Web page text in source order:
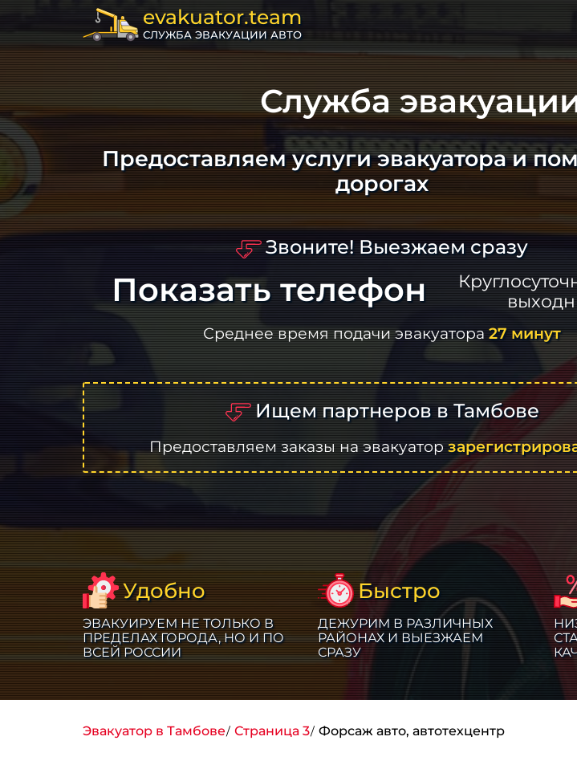
evakuator.team
СЛУЖБА ЭВАКУАЦИИ АВТО
Служба
Предоставляем услуги эвакуатора и
дорогах
Звоните! Выезжаем сразу
Показать телефон
Среднее время подачи эвакуатора27 минут
Ищем партнеров в Тамбове
Предоставляем заказы на эвакуатор
Удобно
ЭВАКУИРУЕМ НЕ ТОЛЬКО В
ПРЕДЕЛАХ ГОРОДА, НО И ПО
ВСЕЙ РОССИИ
Быстро
ДЕЖУРИМ В РАЗЛИЧНЫХ
РАЙОНАХ И ВЫЕЗЖАЕМ
СРАЗУ
Эвакуатор в Тамбове Страница 3 Форсаж авто, автотехцентр